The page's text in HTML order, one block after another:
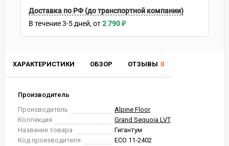
ХАРАКТЕРИСТИКИ ОБЗОР ОТЗЫВЫ 0
Производитель
Производитель
Alpine Floor
Коллекция
Grand Sequoia LVT
Название товара
Гигантум
Код производителя
ECO 11-2402
Доставка по РФ (до транспортной компании)
В течение3-5 дней 2 790₽